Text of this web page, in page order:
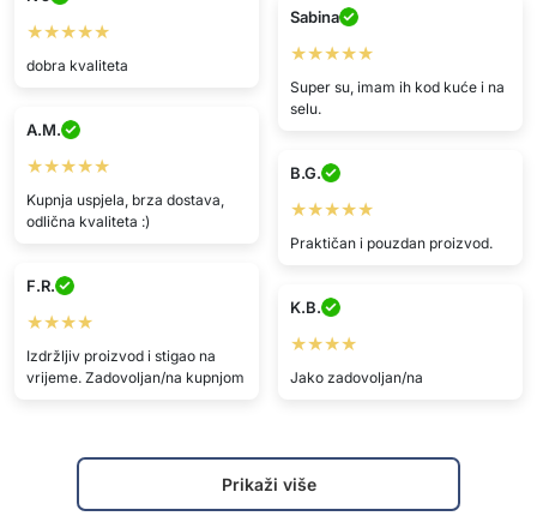
★★★★★
dobra kvaliteta
Sabina
★★★★★
Super su, imam ih kod kuće i na
selu.
A.M.
★★★★★
Kupnja uspjela, brza dostava,
odlična kvaliteta :)
B.G.
★★★★★
Praktičan i pouzdan proizvod.
F.R.
★★★★
Izdržljiv proizvod i stigao na
vrijeme. Zadovoljan/na kupnjom
K.B.
★★★★
Jako zadovoljan/na
Prikaži više